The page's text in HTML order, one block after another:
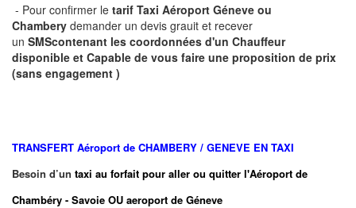
- Pour confirmer le tarif Taxi Aéroport Géneve ou
Chambery demander un devis grauit et recever
un SMScontenant les coordonnées d'un Chauffeur
disponible et Capable de vous faire une proposition de prix
(sans engagement )
TRANSFERT Aéroport de CHAMBERY / GENEVE EN TAXI
Besoin d’un taxi au forfait pour aller ou quitter l'Aéroport de
Chambéry - Savoie OU aeroport de Géneve